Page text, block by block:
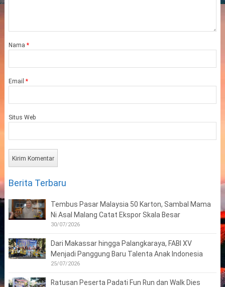
Nama *
Email *
Situs Web
Berita Terbaru
Tembus Pasar Malaysia 50 Karton, Sambal Mama
Ni Asal Malang Catat Ekspor Skala Besar
30/07/2026
Dari Makassar hingga Palangkaraya, FABI XV
Menjadi Panggung Baru Talenta Anak Indonesia
25/07/2026
Ratusan Peserta Padati Fun Run dan Walk Dies